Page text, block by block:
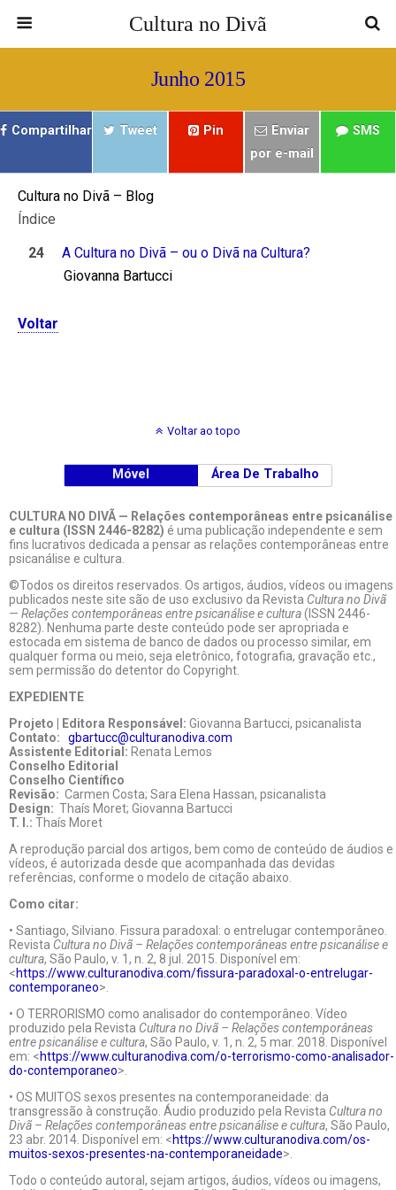
Cultura no Divã
Junho 2015
Compartilhar Tweet Pin
Enviar
por e-mail
SMS
Cultura no Divã – Blog
Índice
24
A Cultura no Divã – ou o Divã na Cultura?
Giovanna Bartucci
Voltar
Voltar ao topo
Móvel Área De Trabalho
CULTURA NO DIVÃ — Relações contemporâneas entre psicanálise
e cultura (ISSN 2446-8282) é uma publicação independente e sem
fins lucrativos dedicada a pensar as relações contemporâneas entre
psicanálise e cultura.
©Todos os direitos reservados. Os artigos, áudios, vídeos ou imagens
publicados neste site são de uso exclusivo da Revista Cultura no Divã
— Relações contemporâneas entre psicanálise e cultura(ISSN 2446-
8282). Nenhuma parte deste conteúdo pode ser apropriada e
estocada em sistema de banco de dados ou processo similar, em
qualquer forma ou meio, seja eletrônico, fotografia, gravação etc.,
sem permissão do detentor do Copyright.
EXPEDIENTE
Projeto | Editora Responsável: Giovanna Bartucci, psicanalista
Contato: gbartucc@culturanodiva.com
Assistente Editorial: Renata Lemos
Conselho Editorial
Conselho Científico
Revisão: Carmen Costa; Sara Elena Hassan, psicanalista
Design: Thaís Moret; Giovanna Bartucci
T. I.: Thaís Moret
A reprodução parcial dos artigos, bem como de conteúdo de áudios e
vídeos, é autorizada desde que acompanhada das devidas
referências, conforme o modelo de citação abaixo.
Como citar:
• Santiago, Silviano. Fissura paradoxal: o entrelugar contemporâneo.
Revista Cultura no Divã – Relações contemporâneas entre psicanálise e
cultura, São Paulo, v. 1, n. 2, 8 jul. 2015. Disponível em:
<https://www.culturanodiva.com/fissura-paradoxal-o-entrelugar-
contemporaneo>.
• O TERRORISMO como analisador do contemporâneo. Vídeo
produzido pela Revista Cultura no Divã – Relações contemporâneas
entre psicanálise e cultura, São Paulo, v. 1, n. 2, 5 mar. 2018. Disponível
em: <https://www.culturanodiva.com/o-terrorismo-como-analisador-
do-contemporaneo>.
• OS MUITOS sexos presentes na contemporaneidade: da
transgressão à construção. Áudio produzido pela Revista Cultura no
Divã – Relações contemporâneas entre psicanálise e cultura, São Paulo,
23 abr. 2014. Disponível em: <https://www.culturanodiva.com/os-
muitos-sexos-presentes-na-contemporaneidade>.
Todo o conteúdo autoral, sejam artigos, áudios, vídeos ou imagens,